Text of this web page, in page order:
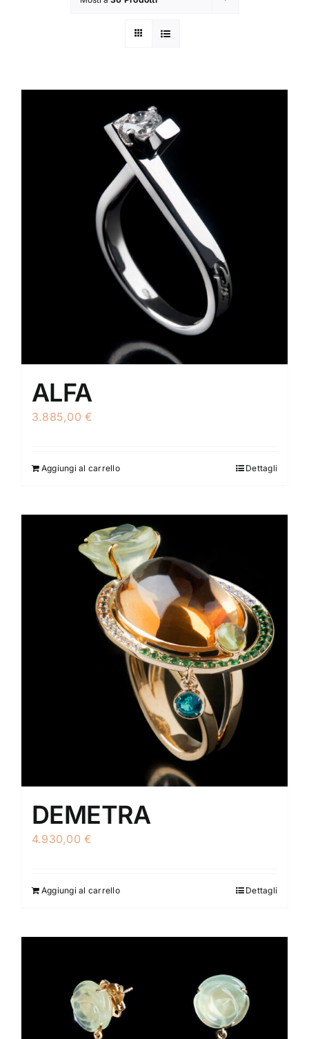
ALFA
3.885,00€
Aggiungi al carrello Dettagli
DEMETRA
4.930,00€
Aggiungi al carrello Dettagli